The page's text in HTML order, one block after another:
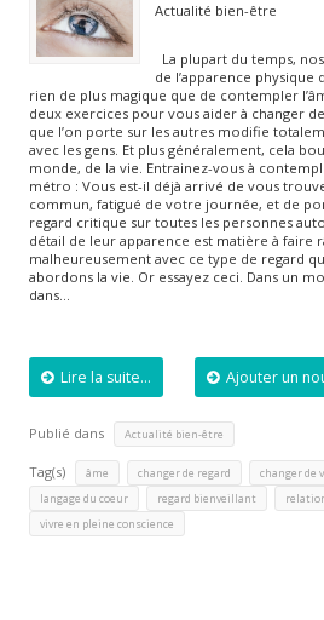
Actualité bien-être
La plupart du temps,
de l’apparence physique
rien de plus magique que de contempler
deux exercices pour vous aider à changer
que l’on porte sur les autres modifie
avec les gens. Et plus généralement, cela
monde, de la vie. Entrainez-vous à
métro : Vous est-il déjà arrivé de vous
commun, fatigué de votre journée, et de
regard critique sur toutes les personnes
détail de leur apparence est matière à faire
malheureusement avec ce type de regard
abordons la vie. Or essayez ceci. Dans un
dans…
Lire la suite... Ajouter un
Publié dans Actualité bien-être
Tag(s) âme changer de regard changer de
langage du coeur regard bienveillant
vivre en pleine conscience